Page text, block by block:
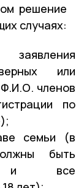
решение
случаях:
заявления
или
членов
по
семьи (в
быть
и все